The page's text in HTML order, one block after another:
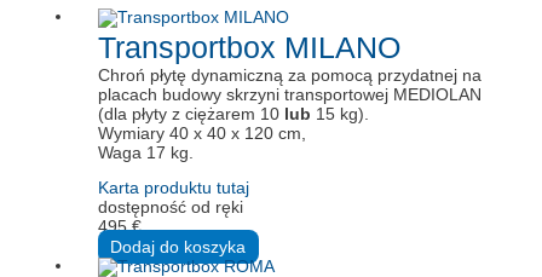
Transportbox MILANO
Chroń płytę dynamiczną za pomocą przydatnej na
placach budowy skrzyni transportowej MEDIOLAN
(dla płyty z ciężarem 10 lub 15 kg).
Wymiary 40 x 40 x 120 cm,
Waga 17 kg.
Karta produktu tutaj
dostępność od ręki
495€
Dodaj do koszyka